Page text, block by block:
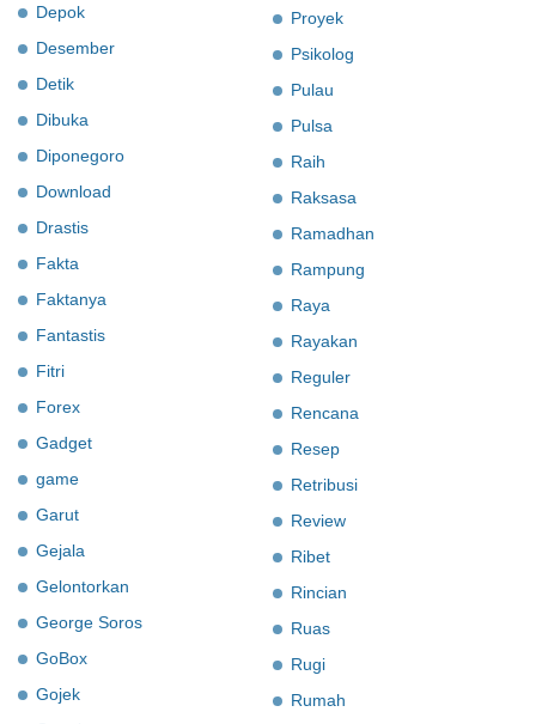
Depok
Desember
Detik
Dibuka
Diponegoro
Download
Drastis
Fakta
Faktanya
Fantastis
Fitri
Forex
Gadget
game
Garut
Gejala
Gelontorkan
George Soros
GoBox
Gojek
Proyek
Psikolog
Pulau
Pulsa
Raih
Raksasa
Ramadhan
Rampung
Raya
Rayakan
Reguler
Rencana
Resep
Retribusi
Review
Ribet
Rincian
Ruas
Rugi
Rumah